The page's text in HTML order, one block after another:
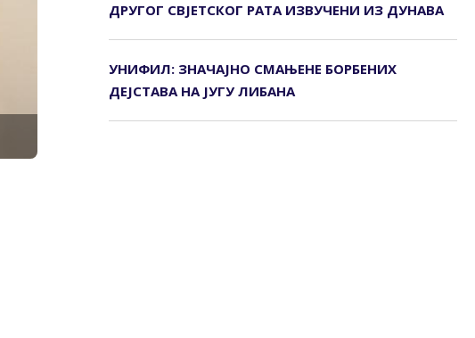
ДРУГОГ СВЈЕТСКОГ РАТА ИЗВУЧЕНИ ИЗ ДУНАВА
УНИФИЛ: ЗНАЧАЈНО СМАЊЕНЕ БОРБЕНИХ
ДЕЈСТАВА НА ЈУГУ ЛИБАНА